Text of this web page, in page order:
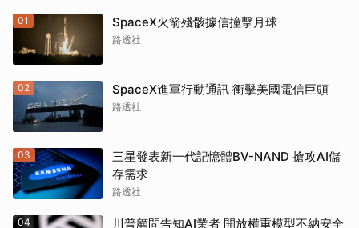
01 SpaceX火箭殘骸據信撞擊月球
路透社
02 SpaceX進軍行動通訊 衝擊美國電信巨頭
路透社
03
三星發表新一代記憶體BV-NAND 搶攻AI儲
存需求
路透社
04 川普顧問告知AI業者 開放權重模型不納安全